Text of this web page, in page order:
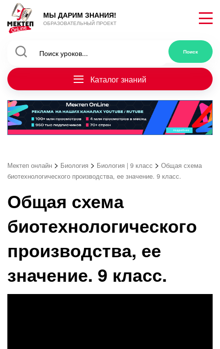
МЫ ДАРИМ ЗНАНИЯ!
ОБРАЗОВАТЕЛЬНЫЙ ПРОЕКТ
Каталог знаний
Мектеп онлайн > Биология > Биология | 9 класс > Общая схема
биотехнологического производства, ее значение. 9 класс.
Общая схема
биотехнологического
производства, ее
значение. 9 класс.